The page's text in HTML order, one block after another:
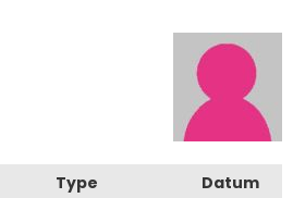
Type
Datum